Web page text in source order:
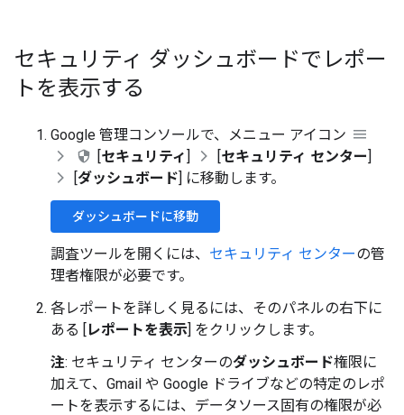
セキュリティ ダッシュボードでレポー
トを表示する
Google 管理コンソールで、メニュー アイコン
[セキュリティ] [セキュリティ センター]
[ダッシュボード] に移動します。
ダッシュボードに移動
調査ツールを開くには、 セキュリティ センターの管
理者権限が必要です。
各レポートを詳しく見るには、そのパネルの右下に
ある [レポートを表示] をクリックします。
注: セキュリティ センターのダッシュボード権限に
加えて、Gmail や Google ドライブなどの特定のレポ
ートを表示するには、データソース固有の権限が必